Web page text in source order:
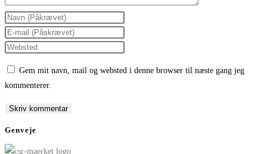
Enter
your
name
comment
Enter
your
comment
Enter
(optional)
Gem mit navn, mail og websted i denne browser til næste gang jeg
kommenterer.
Genveje